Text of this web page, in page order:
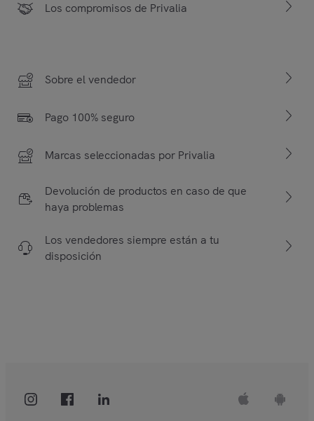
Los compromisos de Privalia
Sobre el vendedor
Pago 100% seguro
Marcas seleccionadas por Privalia
Devolución de productos en caso de que
haya problemas
Los vendedores siempre están a tu
disposición